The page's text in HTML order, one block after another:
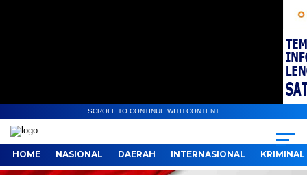
SCROLL TO CONTINUE WITH CONTENT
HOME NASIONAL DAERAH INTERNASIONAL KRIMINAL